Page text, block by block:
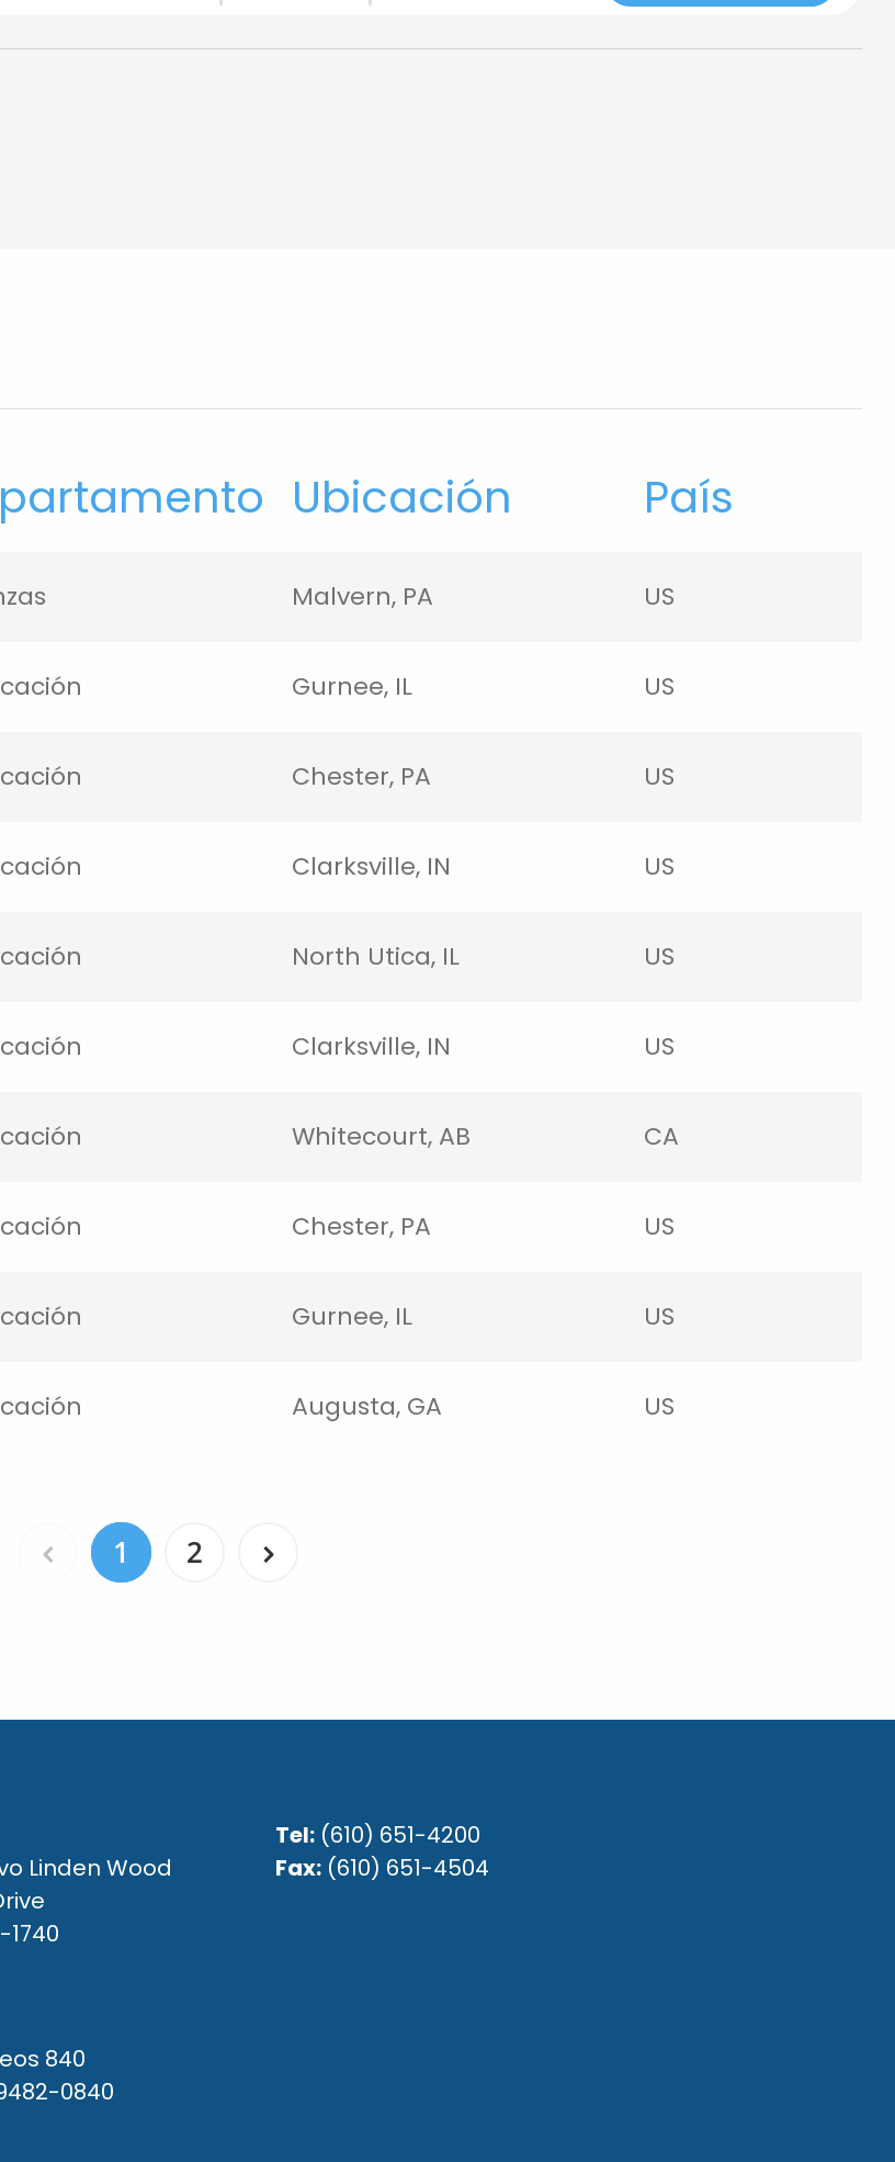
Ubicación País
Malvern, PA US
Gurnee, IL US
Chester, PA US
Clarksville, IN US
North Utica, IL US
Clarksville, IN US
Whitecourt, AB CA
Chester, PA US
Gurnee, IL US
Augusta, GA US
1 2
Linden Wood
1740
840
0840
Tel: (610) 651-4200
Fax: (610) 651-4504